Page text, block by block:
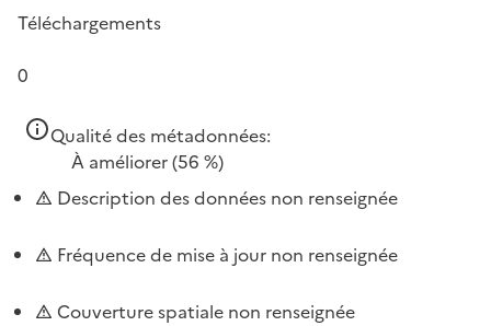
Téléchargements
0
Qualité des métadonnées:
À améliorer(56 %)
Description des données non renseignée
Fréquence de mise à jour non renseignée
Couverture spatiale non renseignée